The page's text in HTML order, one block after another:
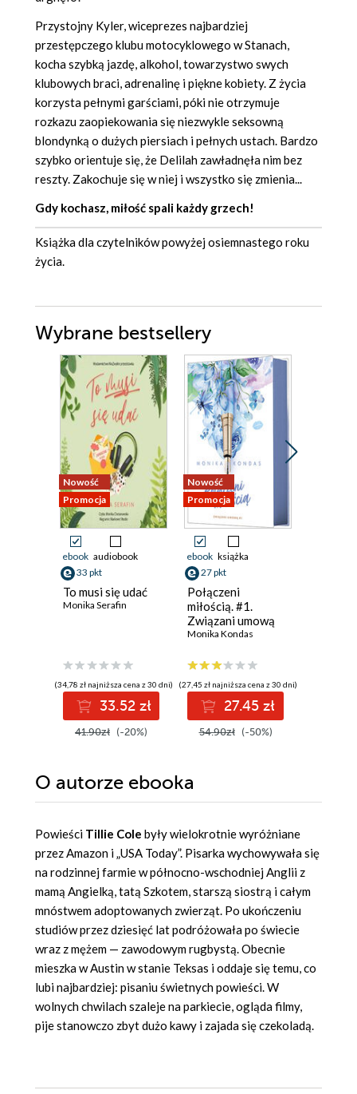
Przystojny Kyler, wiceprezes najbardziej
przestępczego klubu motocyklowego w Stanach,
kocha szybką jazdę, alkohol, towarzystwo swych
klubowych braci, adrenalinę i piękne kobiety. Z życia
korzysta pełnymi garściami, póki nie otrzymuje
rozkazu zaopiekowania się niezwykle seksowną
blondynką o dużych piersiach i pełnych ustach. Bardzo
szybko orientuje się, że Delilah zawładnęła nim bez
reszty. Zakochuje się w niej i wszystko się zmienia...
Gdy kochasz, miłość spali każdy grzech!
Książka dla czytelników powyżej osiemnastego roku
życia.
Wybrane bestsellery
Nowość
Promocja
ebook audiobook
33 pkt
To musi się udać
Monika Serafin
(34,78 zł najniższa cena z 30 dni)
33.52 zł
41.90zł (-20%)
Nowość
Promocja
ebook książka
27 pkt
Połączeni
miłością. #1.
Związani umową
Monika Kondas
(27,45 zł najniższa cena z 30 dni)
27.45 zł
54.90zł (-50%)
O autorze ebooka
Powieści Tillie Cole były wielokrotnie wyróżniane
przez Amazon i „USA Today”. Pisarka wychowywała się
na rodzinnej farmie w północno-wschodniej Anglii z
mamą Angielką, tatą Szkotem, starszą siostrą i całym
mnóstwem adoptowanych zwierząt. Po ukończeniu
studiów przez dziesięć lat podróżowała po świecie
wraz z mężem — zawodowym rugbystą. Obecnie
mieszka w Austin w stanie Teksas i oddaje się temu, co
lubi najbardziej: pisaniu świetnych powieści. W
wolnych chwilach szaleje na parkiecie, ogląda filmy,
pije stanowczo zbyt dużo kawy i zajada się czekoladą.